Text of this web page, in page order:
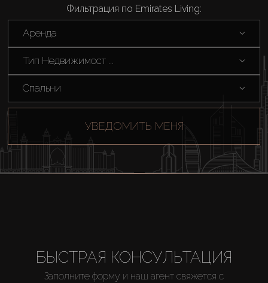
Аренда
Продажа
AX Journal
About Us
Фильтрация по Emirates Living:
Аренда
Тип Недвижимост ...
Спальни
УВЕДОМИТЬ МЕНЯ
БЫСТРАЯ КОНСУЛЬТАЦИЯ
Заполните форму и наш агент свяжется с